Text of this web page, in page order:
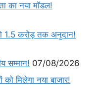
का नया मॉडल!
1.5 करोड़ तक अनुदान!
सम्मान! 07/08/2026
मिलेगा नया बाजार!